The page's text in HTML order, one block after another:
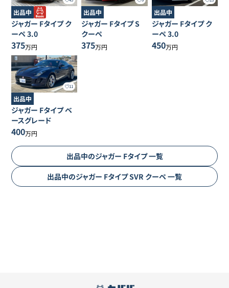
出品中
ジャガー Fタイプク
ーペ 3.0
375万円
出品中
ジャガー FタイプS
クーペ
375万円
出品中
ジャガー Fタイプ ク
ーペ 3.0
450万円
11
出品中
ジャガー Fタイプベ
ースグレード
400万円
出品中のジャガー Fタイプ一覧
出品中のジャガー FタイプSVR クーペ一覧